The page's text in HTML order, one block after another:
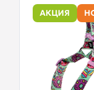
АКЦИЯ